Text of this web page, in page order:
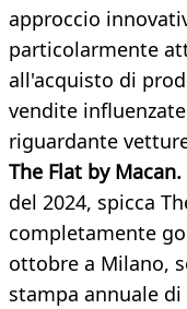
approccio
particolarmente
all'acquisto di
vendite
riguardante
The Flat by Macan.
del 2024, spicca
completamente
ottobre a Milano,
stampa annuale